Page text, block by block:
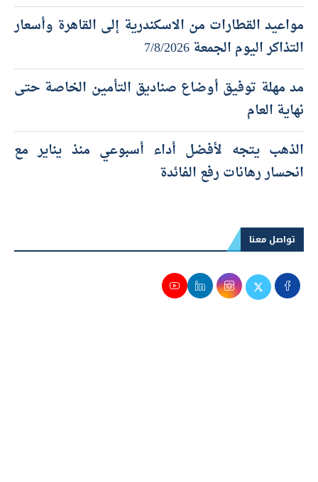
مواعيد القطارات من الاسكندرية إلى القاهرة وأسعار
التذاكر اليوم الجمعة 7/8/2026
مد مهلة توفيق أوضاع صناديق التأمين الخاصة حتى
نهاية العام
الذهب يتجه لأفضل أداء أسبوعي منذ يناير مع
انحسار رهانات رفع الفائدة
تواصل معنا